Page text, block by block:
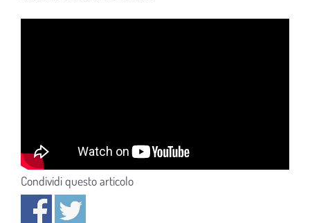
Condividi questo articolo